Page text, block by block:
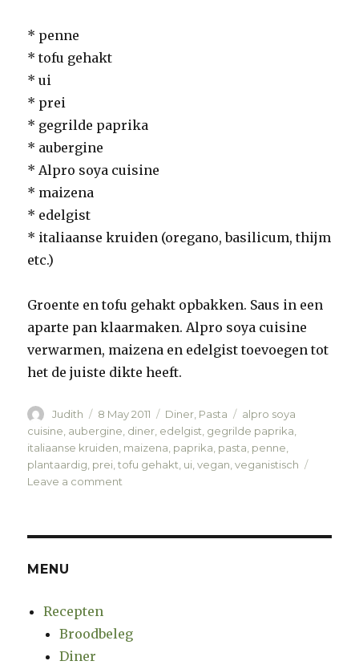
* penne
* tofu gehakt
* ui
* prei
* gegrilde paprika
* aubergine
* Alpro soya cuisine
* maizena
* edelgist
* italiaanse kruiden (oregano, basilicum, thijm
etc.)
Groente en tofu gehakt opbakken. Saus in een
aparte pan klaarmaken. Alpro soya cuisine
verwarmen, maizena en edelgist toevoegen tot
het de juiste dikte heeft.
Author
Judith
Posted
on
8 May 2011 Categories
Diner Pasta Tags
alpro soya
cuisine aubergine diner edelgist gegrilde paprika
italiaanse kruiden maizena paprika pasta penne
plantaardig prei ,tofu gehakt ui ,vegan ,veganistisch
Leave a comment
MENU
Recepten
Broodbeleg
Diner